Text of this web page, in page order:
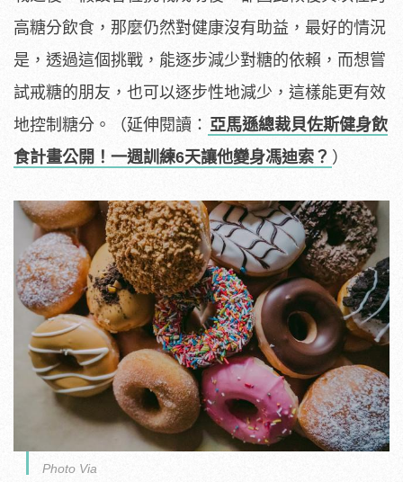
高糖分飲食，那麼仍然對健康沒有助益，最好的情況
是，透過這個挑戰，能逐步減少對糖的依賴，而想嘗
試戒糖的朋友，也可以逐步性地減少，這樣能更有效
地控制糖分。（延伸閱讀： 亞馬遜總裁貝佐斯健身飲
食計畫公開！一週訓練6天讓他變身馮迪索？ ）
Photo Via